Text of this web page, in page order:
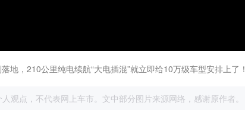
地，210公里纯电续航“大电插混”就立即给10万级车型安排上了！
观点，不代表网上车市。文中部分图片来源网络，感谢原作者。